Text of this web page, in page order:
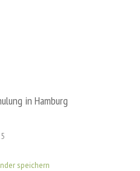
in Hamburg
speichern